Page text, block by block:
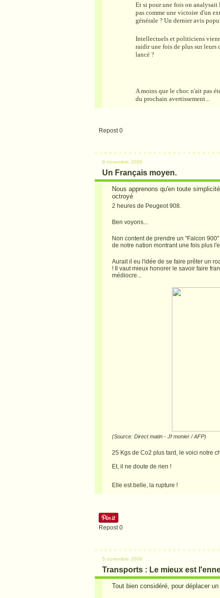
Et si pour une fois on
pas comme une victoire d'un
générale ? Un dernier avis
Intellectuels et politiciens
raidir une fois de plus sur
lancé ?
A moins que le choc n'ait pas
du prochain avertissement...
Repost 0
9 novembre 2009
Un Français moyen.
Nous apprenons qu'en toute
octroyé
2 heures de Peugeot 908.
Ben voyons...
Non content de prendre un "Falcon
de notre nation montrant une fois plus
Aurait il eu l'idée de se faire prêter un
! Il vaut mieux honorer le savoir faire
médiocre...
(Source: Direct matin - Jf monier / AFP)
25 Kgs de Co2 plus tard, le voici notre
Et, il ne doute de rien !
Elle est belle, la rupture !
Repost 0
5 novembre 2009
Transports : Le mieux est
Tout bien considéré, pour déplacer